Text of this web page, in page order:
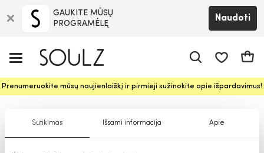
Sutikimas Išsami informacija Apie
GAUKITE MŪSŲ
PROGRAMĖLĘ
Naudoti
Prenumeruokite mūsų naujienlaiškį ir pirmieji sužinokite apie išpardavimus!
Piniginės